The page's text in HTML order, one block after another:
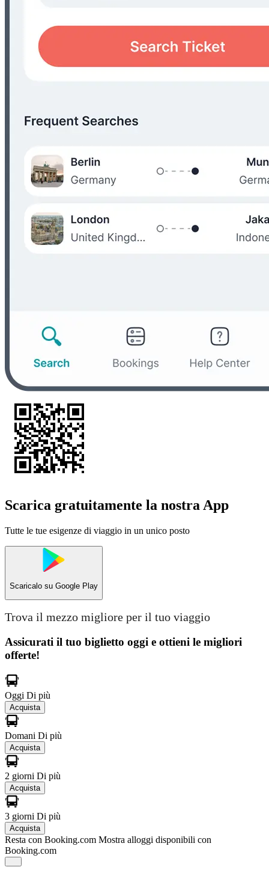
Scarica gratuitamente la nostra App
Tutte le tue esigenze di viaggio in un unico posto
Scaricalo su Google Play
Trova il mezzo migliore per il tuo viaggio
Assicurati il ​​tuo biglietto oggi e ottieni le migliori
offerte!
Oggi Di più
Acquista
Domani Di più
Acquista
2 giorni Di più
Acquista
3 giorni Di più
Acquista
Resta con Booking.com Mostra alloggi disponibili con
Booking.com